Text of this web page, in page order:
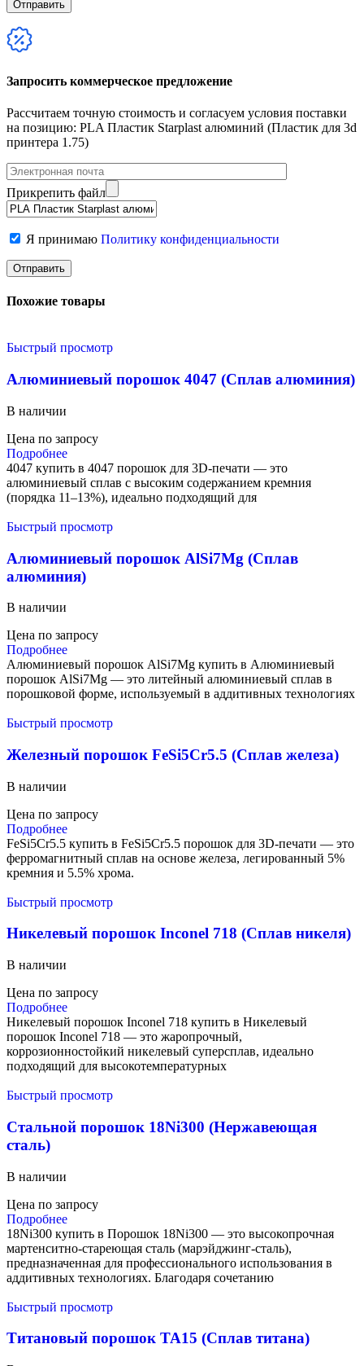
Запросить коммерческое предложение
Рассчитаем точную стоимость и согласуем условия поставки
на позицию: PLA Пластик Starplast алюминий (Пластик для 3d
принтера 1.75)
Прикрепить файл
Я принимаю Политику конфиденциальности
Похожие товары
Быстрый просмотр
Алюминиевый порошок 4047 (Сплав алюминия)
В наличии
Цена по запросу
Подробнее
4047 купить в 4047 порошок для 3D-печати — это
алюминиевый сплав с высоким содержанием кремния
(порядка 11–13%), идеально подходящий для
Быстрый просмотр
Алюминиевый порошок AlSi7Mg (Сплав
алюминия)
В наличии
Цена по запросу
Подробнее
Алюминиевый порошок AlSi7Mg купить в Алюминиевый
порошок AlSi7Mg — это литейный алюминиевый сплав в
порошковой форме, используемый в аддитивных технологиях
Быстрый просмотр
Железный порошок FeSi5Cr5.5 (Сплав железа)
В наличии
Цена по запросу
Подробнее
FeSi5Cr5.5 купить в FeSi5Cr5.5 порошок для 3D-печати — это
ферромагнитный сплав на основе железа, легированный 5%
кремния и 5.5% хрома.
Быстрый просмотр
Никелевый порошок Inconel 718 (Сплав никеля)
В наличии
Цена по запросу
Подробнее
Никелевый порошок Inconel 718 купить в Никелевый
порошок Inconel 718 — это жаропрочный,
коррозионностойкий никелевый суперсплав, идеально
подходящий для высокотемпературных
Быстрый просмотр
Стальной порошок 18Ni300 (Нержавеющая
сталь)
В наличии
Цена по запросу
Подробнее
18Ni300 купить в Порошок 18Ni300 — это высокопрочная
мартенситно-стареющая сталь (марэйджинг-сталь),
предназначенная для профессионального использования в
аддитивных технологиях. Благодаря сочетанию
Быстрый просмотр
Титановый порошок TA15 (Сплав титана)